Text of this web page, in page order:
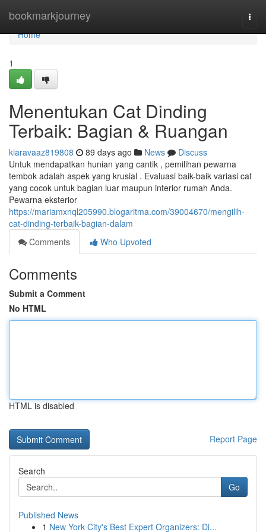
bookmarkjourney
Home
Home
1
Menentukan Cat Dinding
Terbaik: Bagian & Ruangan
kiaravaaz819808 89 days ago News
Discuss
Untuk mendapatkan hunian yang cantik , pemilihan pewarna
tembok adalah aspek yang krusial . Evaluasi baik-baik variasi cat
yang cocok untuk bagian luar maupun interior rumah Anda.
Pewarna eksterior
https://mariamxnql205990.blogaritma.com/39004670/mengilih-
cat-dinding-terbaik-bagian-dalam
Comments
Who Upvoted
Comments
Submit a Comment
No HTML
HTML is disabled
Report Page
Search
Go
Published News
1 New York City's Best Expert Organizers: Di...